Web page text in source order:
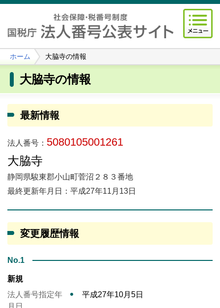
ホーム 大脇寺の情報
大脇寺の情報
最新情報
法人番号： 5080105001261
大脇寺
静岡県駿東郡小山町菅沼２８３番地
最終更新年月日：平成27年11月13日
変更履歴情報
No.1
新規
法人番号指定年
平成27年10月5日